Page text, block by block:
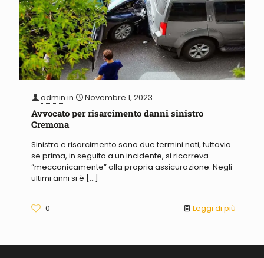
admin in Novembre 1, 2023
Avvocato per risarcimento danni sinistro
Cremona
Sinistro e risarcimento sono due termini noti, tuttavia
se prima, in seguito a un incidente, si ricorreva
“meccanicamente” alla propria assicurazione. Negli
ultimi anni si è […]
0 Leggi di più